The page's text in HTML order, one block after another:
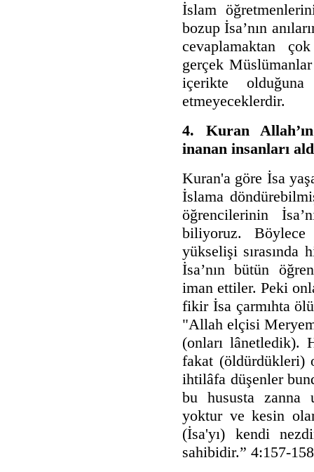
İslam
bozup İsa’nın
cevaplamaktan
gerçek
içerikte
etmeyeceklerdir.
4. Kuran
inanan insanları
Kuran'a göre İsa
İslama
öğrencilerinin
biliyoruz.
yükselişi
İsa’nın bütün
iman ettiler. Peki
fikir İsa çarmıhta
"Allah elçisi
(onları lânetledik).
fakat (öldürdükleri)
ihtilâfa düşenler
bu hususta zanna
yoktur ve kesin
(İsa'yı) kendi
sahibidir.” 4:157-158